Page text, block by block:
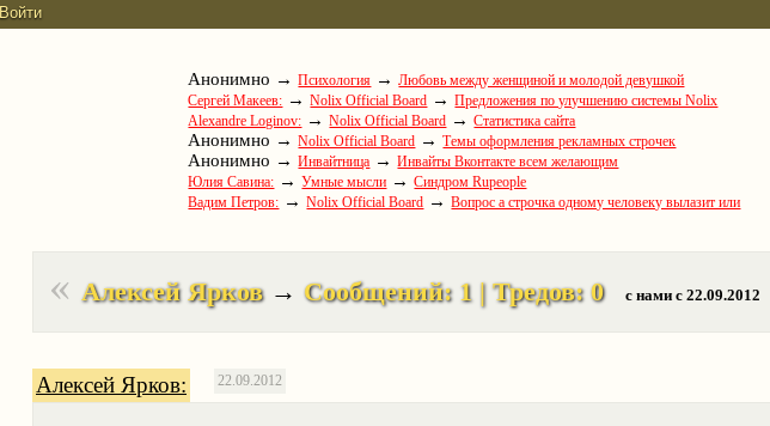
Войти
Анонимно →Психология →Любовь между женщиной и молодой девушкой
Сергей Макеев: →Nolix Official Board →Предложения по улучшению системы Nolix
Alexandre Loginov: →Nolix Official Board →Статистика сайта
Анонимно →Nolix Official Board →Темы оформления рекламных строчек
Анонимно →Инвайтница →Инвайты Вконтакте всем желающим
Юлия Савина: →Умные мысли →Синдром Rupeople
Вадим Петров: →Nolix Official Board →Вопрос а строчка одному человеку вылазит или
Алексей Ярков→ Сообщений: 1 | Тредов: 0 с нами c 22.09.2012
Алексей Ярков: 22.09.2012